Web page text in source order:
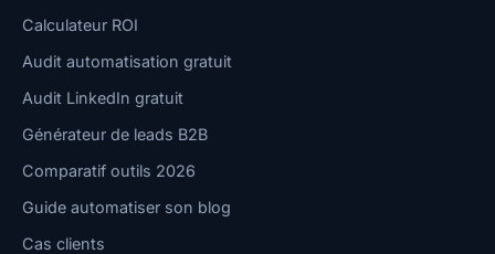
Calculateur ROI
Audit automatisation gratuit
Audit LinkedIn gratuit
Générateur de leads B2B
Comparatif outils 2026
Guide automatiser son blog
Cas clients